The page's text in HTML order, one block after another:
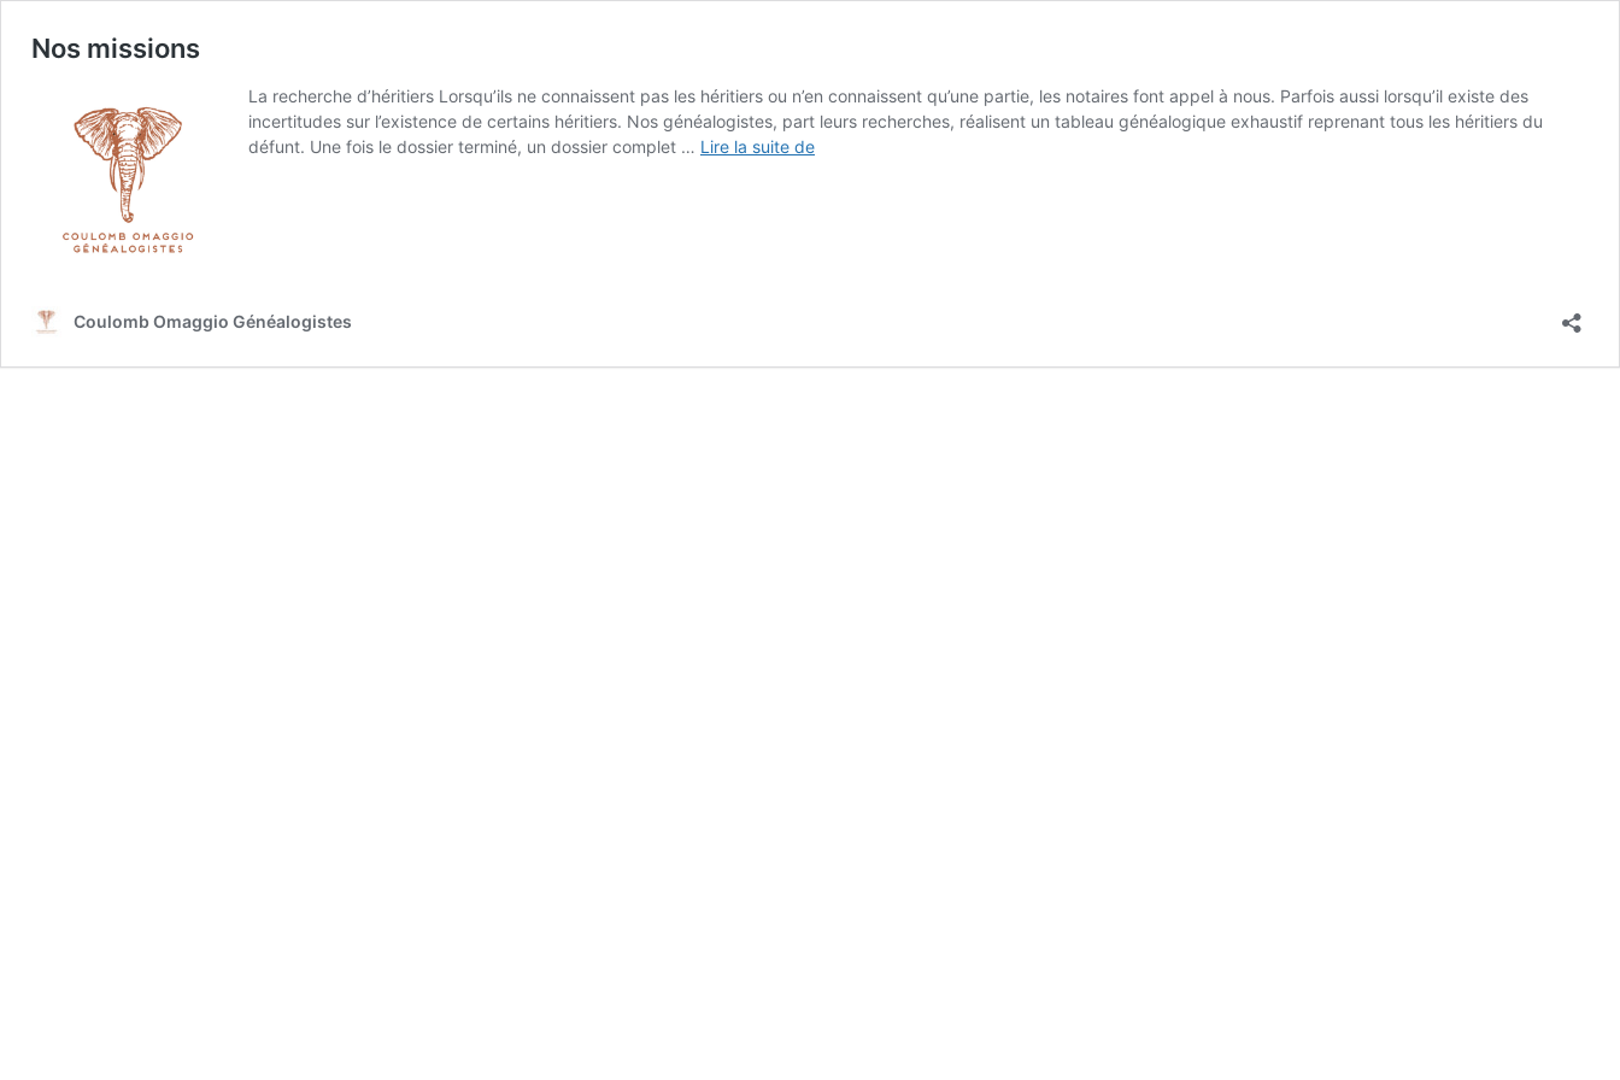
Nos missions
La recherche d’héritiers Lorsqu’ils ne connaissent pas les héritiers ou n’en connaissent qu’une partie, les notaires font appel à nous. Parfois aussi lorsqu’il existe des
incertitudes sur l’existence de certains héritiers. Nos généalogistes, part leurs recherches, réalisent un tableau généalogique exhaustif reprenant tous les héritiers du
défunt. Une fois le dossier terminé, un dossier complet … Lire la suite deNos
Coulomb Omaggio Généalogistes